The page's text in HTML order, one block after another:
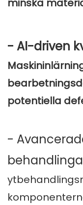
minska
- AI-driven
potentiella
-